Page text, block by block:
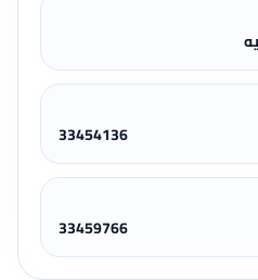
33454136
33459766